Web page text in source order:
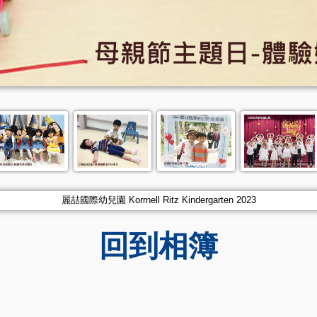
麗喆國際幼兒園 Korrnell Ritz Kindergarten 2023
回到相簿